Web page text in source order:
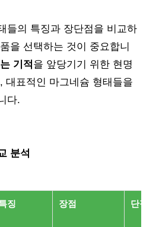
들의 특징과 장단점을 비교하
을 선택하는 것이 중요합니
기적을 앞당기기 위한 현명
대표적인 마그네슘 형태들을
다.
분석
징 장점 단점